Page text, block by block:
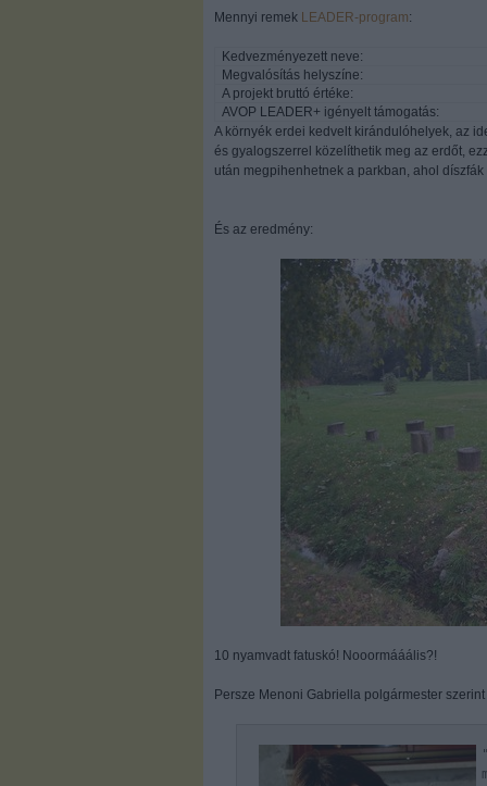
Mennyi remek LEADER-program:
Kedvezményezett neve:
Megvalósítás helyszíne:
A projekt bruttó értéke:
AVOP LEADER+ igényelt támogatás:
A környék erdei kedvelt kirándulóhelyek, az
és gyalogszerrel közelíthetik meg az erdőt,
után megpihenhetnek a parkban, ahol
És az eredmény:
10 nyamvadt fatuskó! Nooormááális?!
Persze Menoni Gabriella polgármester